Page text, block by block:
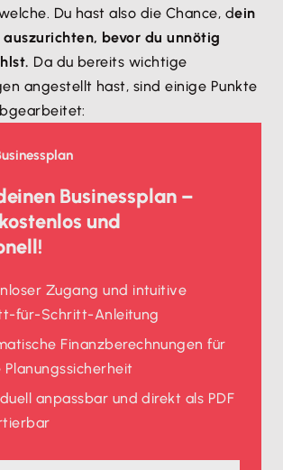
Du hast also die Chance, dein
bevor du unnötig
Da du bereits wichtige
angestellt hast, sind einige Punkte
Businessplan –
und
Zugang und intuitive
für-Schritt-Anleitung
Finanzberechnungen für
Planungssicherheit
anpassbar und direkt als PDF